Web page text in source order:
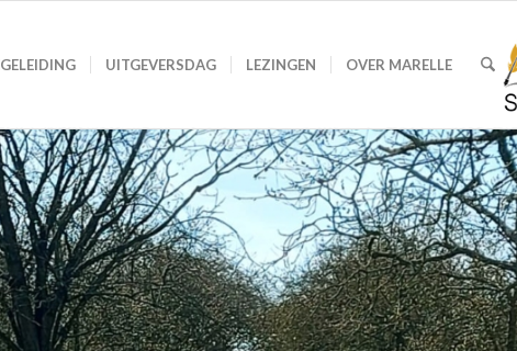
UITGEVERSDAG LEZINGEN OVER MARELLE